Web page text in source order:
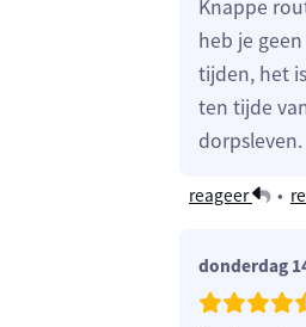
Knappe
heb je
tijden, het
ten tijde
dorpsleven.
reageer •
donderdag